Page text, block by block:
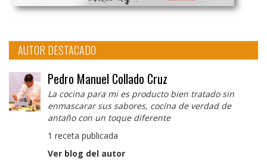
AUTOR DESTACADO
Pedro Manuel Collado Cruz
La cocina para mi es producto bien tratado sin
enmascarar sus sabores, cocina de verdad de
antaño con un toque diferente
1 receta publicada
Ver blog del autor